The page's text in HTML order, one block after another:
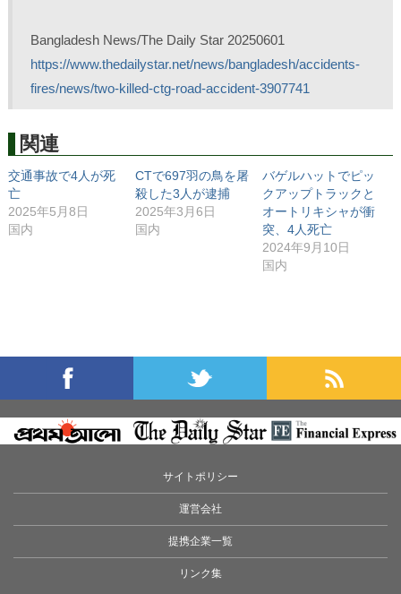
Bangladesh News/The Daily Star 20250601
https://www.thedailystar.net/news/bangladesh/accidents-
fires/news/two-killed-ctg-road-accident-3907741
関連
交通事故で4人が死
亡
2025年5月8日
国内
CTで697羽の鳥を屠
殺した3人が逮捕
2025年3月6日
国内
バゲルハットでピッ
クアップトラックと
オートリキシャが衝
突、4人死亡
2024年9月10日
国内
サイトポリシー
運営会社
提携企業一覧
リンク集